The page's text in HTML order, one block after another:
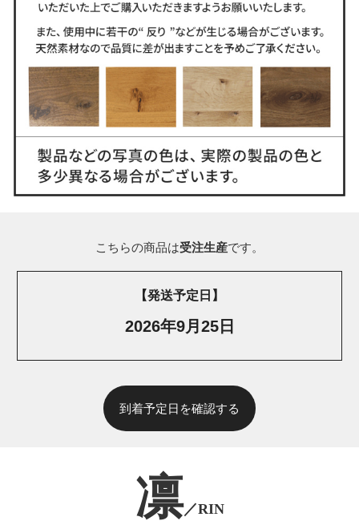
こちらの商品は受注生産です。
【発送予定日】
2026年9月25日
到着予定日を確認する
凛／RIN